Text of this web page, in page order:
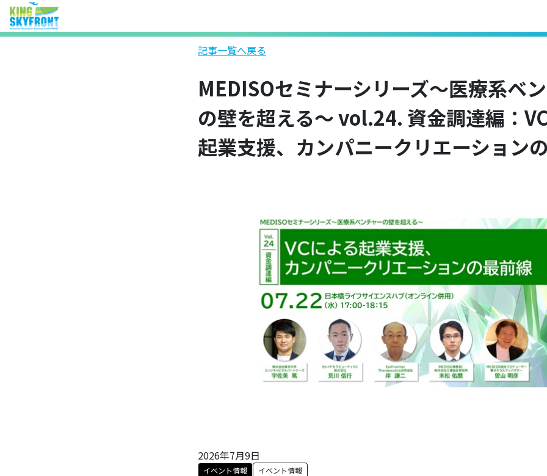
記事一覧へ戻る
MEDISOセミナーシリーズ～医療系ベ
の壁を超える～ vol.24. 資金調達編：
起業支援、カンパニークリエーション
2026年7月9日
イベント情報 イベント情報